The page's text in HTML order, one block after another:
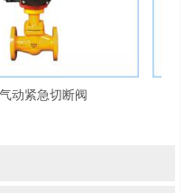
动紧急切断阀